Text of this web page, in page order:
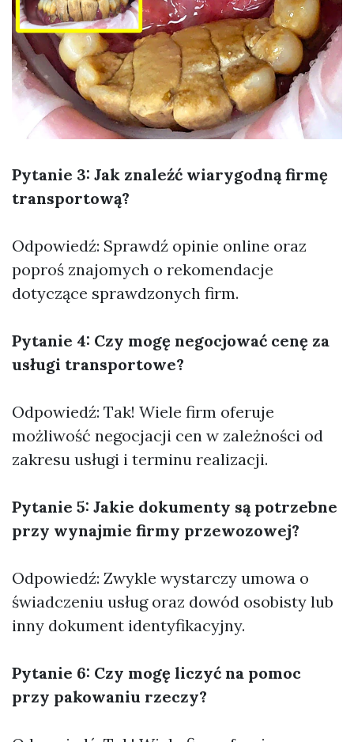
Pytanie 3: Jak znaleźć wiarygodną firmę
transportową?
Odpowiedź: Sprawdź opinie online oraz
poproś znajomych o rekomendacje
dotyczące sprawdzonych firm.
Pytanie 4: Czy mogę negocjować cenę za
usługi transportowe?
Odpowiedź: Tak! Wiele firm oferuje
możliwość negocjacji cen w zależności od
zakresu usługi i terminu realizacji.
Pytanie 5: Jakie dokumenty są potrzebne
przy wynajmie firmy przewozowej?
Odpowiedź: Zwykle wystarczy umowa o
świadczeniu usług oraz dowód osobisty lub
inny dokument identyfikacyjny.
Pytanie 6: Czy mogę liczyć na pomoc
przy pakowaniu rzeczy?